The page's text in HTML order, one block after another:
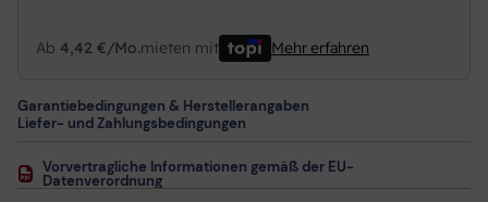
Ab 4,42 €/Mo.mieten mit Mehr erfahren
Garantiebedingungen & Herstellerangaben
Liefer- und Zahlungsbedingungen
Vorvertragliche Informationen gemäß der EU-
Datenverordnung